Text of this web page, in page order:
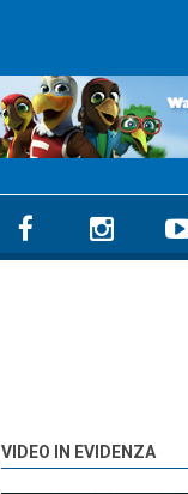
VIDEO IN EVIDENZA